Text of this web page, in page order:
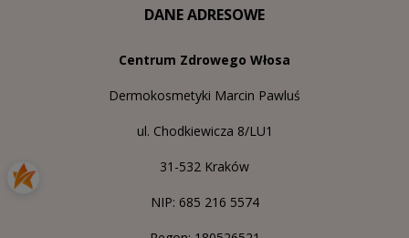
DANE ADRESOWE
Centrum Zdrowego Włosa
Dermokosmetyki Marcin Pawluś
ul. Chodkiewicza 8/LU1
31-532 Kraków
NIP: 685 216 5574